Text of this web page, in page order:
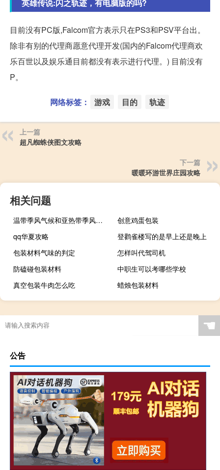
英雄传说:闪之轨迹，有电脑版的吗?
目前没有PC版,Falcom官方表示只在PS3和PSV平台出。
除非有别的代理商愿意代理开发(国内的Falcom代理商欢
乐百世以及娱乐通目前都没有表示进行代理。) 目前没有
P。
网络标签： 游戏 目的 轨迹
上一篇
超凡蜘蛛侠图文攻略
下一篇
暖暖环游世界庄园攻略
相关问题
温带季风气候和亚热带季风的区别
创意鸡蛋包装
qq华夏攻略
登鹳雀楼写的是早上还是晚上
包装材料气味的判定
怎样叫代驾司机
防磕碰包装材料
中职生可以考哪些学校
真空包装牛肉怎么吃
蜡烛包装材料
☚
公告